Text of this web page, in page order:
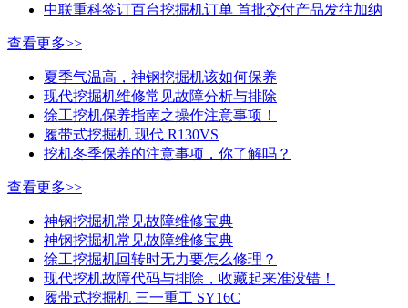
中联重科签订百台挖掘机订单 首批交付产品发往加纳
查看更多>>
夏季气温高，神钢挖掘机该如何保养
现代挖掘机维修常见故障分析与排除
徐工挖机保养指南之操作注意事项！
履带式挖掘机 现代 R130VS
挖机冬季保养的注意事项，你了解吗？
查看更多>>
神钢挖掘机常见故障维修宝典
神钢挖掘机常见故障维修宝典
徐工挖掘机回转时无力要怎么修理？
现代挖机故障代码与排除，收藏起来准没错！
履带式挖掘机 三一重工 SY16C